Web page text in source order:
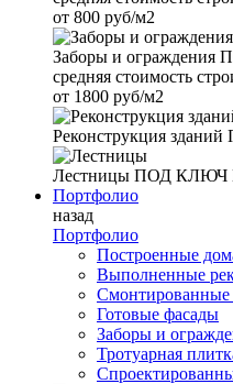
от 800 руб/м2
Заборы и ограждения
средняя стоимость
от 1800 руб/м2
Реконструкция зданий
Лестницы ПОД КЛЮЧ В
Портфолио
назад
Портфолио
Построенные
Выполненные
Смонтированные
Готовые фасады
Заборы и
Тротуарная